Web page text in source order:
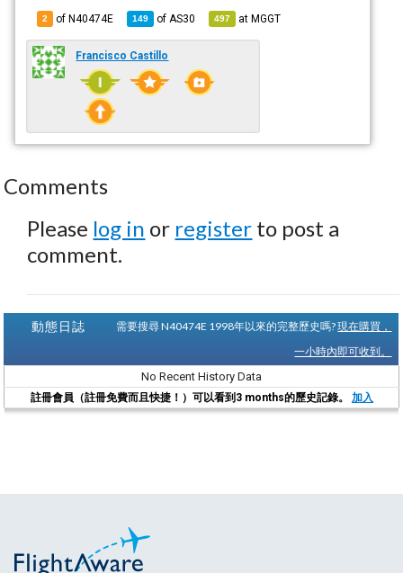
2 of N40474E 149 of AS30 497 atMGGT
Francisco Castillo
Comments
Please log in or register to post a
comment.
動態日誌 需要搜尋 N40474E 1998年以來的完整歷史嗎?現在購買，
一小時內即可收到。
No Recent History Data
註冊會員（註冊免費而且快捷！）可以看到3 months的歷史記錄。 加入